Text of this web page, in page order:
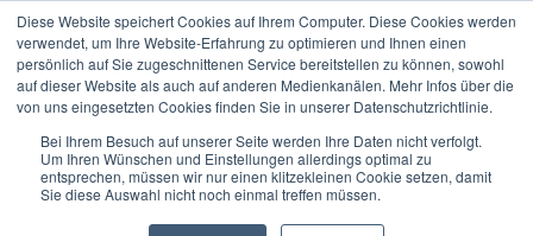
Diese Website speichert Cookies auf Ihrem Computer. Diese Cookies werden
verwendet, um Ihre Website-Erfahrung zu optimieren und Ihnen einen
persönlich auf Sie zugeschnittenen Service bereitstellen zu können, sowohl
auf dieser Website als auch auf anderen Medienkanälen. Mehr Infos über die
von uns eingesetzten Cookies finden Sie in unserer Datenschutzrichtlinie.
Bei Ihrem Besuch auf unserer Seite werden Ihre Daten nicht verfolgt.
Um Ihren Wünschen und Einstellungen allerdings optimal zu
entsprechen, müssen wir nur einen klitzekleinen Cookie setzen, damit
Sie diese Auswahl nicht noch einmal treffen müssen.
Connexion auportail HSB-Blendivet
HSB-Blendivet
DogRep
DogRep
DogStock